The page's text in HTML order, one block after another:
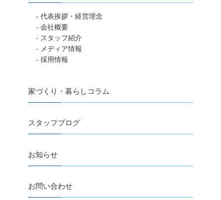
- 代表挨拶・経営理念
- 会社概要
- スタッフ紹介
- メディア情報
- 採用情報
家づくり・暮らしコラム
スタッフブログ
お知らせ
お問い合わせ